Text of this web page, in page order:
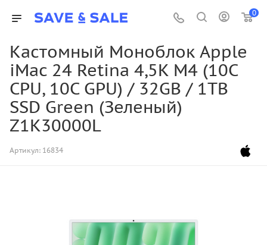
0
Кастомный Моноблок Apple
iMac 24 Retina 4,5K M4 (10C
CPU, 10C GPU) / 32GB / 1TB
SSD Green (Зеленый)
Z1K30000L
Артикул: 16834